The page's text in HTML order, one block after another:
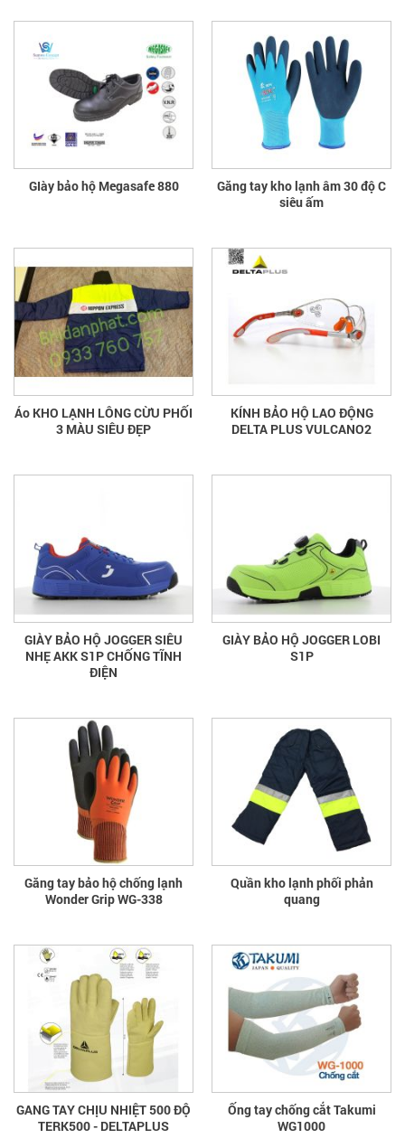
GIày bảo hộ Megasafe 880
Găng tay kho lạnh âm 30 độ C
siêu ấm
Áo KHO LẠNH LÔNG CỪU PHỐI
3 MÀU SIÊU ĐẸP
KÍNH BẢO HỘ LAO ĐỘNG
DELTA PLUS VULCANO2
GIÀY BẢO HỘ JOGGER SIÊU
NHẸ AKK S1P CHỐNG TĨNH
ĐIỆN
GIÀY BẢO HỘ JOGGER LOBI
S1P
Găng tay bảo hộ chống lạnh
Wonder Grip WG-338
Quần kho lạnh phối phản
quang
GANG TAY CHỊU NHIỆT 500 ĐỘ
TERK500 - DELTAPLUS
Ống tay chống cắt Takumi
WG1000